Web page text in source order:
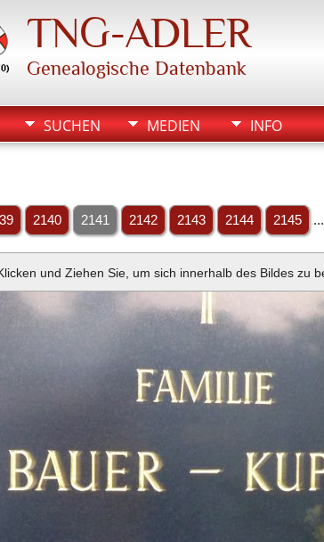
TNG-ADLER
Genealogische Datenbank
SUCHEN MEDIEN INFO
2140 2141 2142 2143 2144 2145 ...